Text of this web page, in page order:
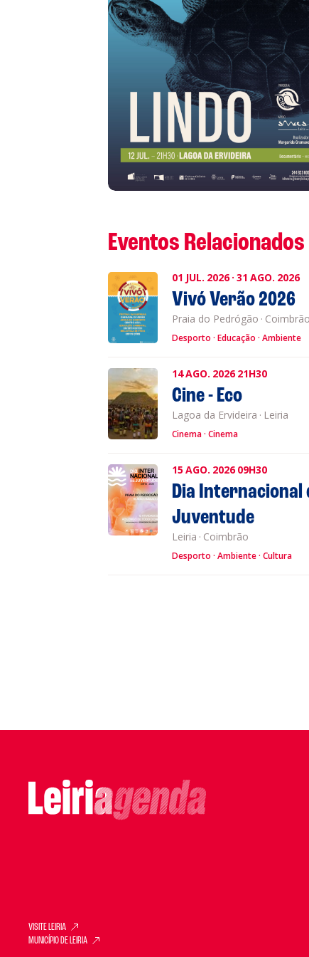
Eventos Relacionados
01 JUL. 2026· 31 AGO. 2026
Vivó Verão 2026
Praia do Pedrógão · Coimbrão
Desporto Educação Ambiente
14AGO. 202621H30
Cine - Eco
Lagoa da Ervideira · Leiria
Cinema Cinema
15AGO. 202609H30
Dia Internacional
Juventude
Leiria · Coimbrão
Desporto Ambiente Cultura
VISITE LEIRIA
MUNICÍPIO DE LEIRIA